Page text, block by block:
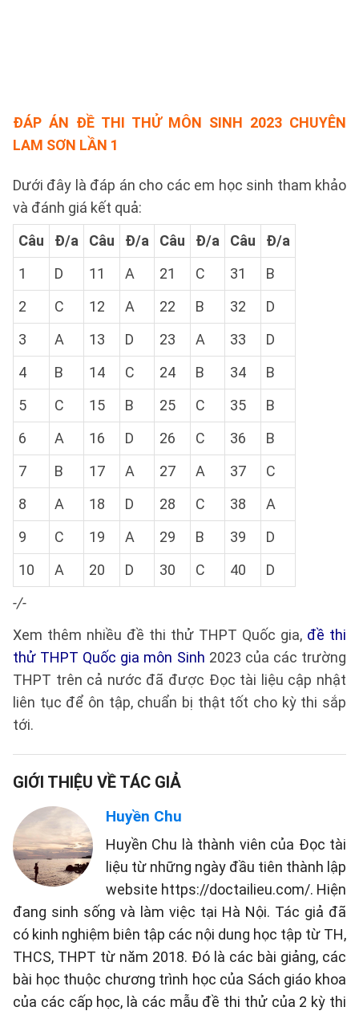
ĐÁP ÁN ĐỀ THI THỬ MÔN SINH 2023 CHUYÊN
LAM SƠN LẦN 1
Dưới đây là đáp án cho các em học sinh tham khảo
và đánh giá kết quả:
Câu
Đ/a Câu Đ/a Câu Đ/a Câu
Đ/a
1
D 11 A 21 C 31
B
2
C 12 A 22 B 32
D
3
A 13 D 23 A 33
D
4
B 14 C 24 B 34
B
5
C 15 B 25 C 35
B
6
A 16 D 26 C 36
B
7
B 17 A 27 A 37
C
8
A 18 D 28 C 38
A
9
C 19 A 29 B 39
D
10
A 20 D 30 C 40
D
-/-
Xem thêm nhiều đề thi thử THPT Quốc gia, đề thi
thử THPT Quốc gia môn Sinh 2023 của các trường
THPT trên cả nước đã được Đọc tài liệu cập nhật
liên tục để ôn tập, chuẩn bị thật tốt cho kỳ thi sắp
tới.
GIỚI THIỆU VỀ TÁC GIẢ
Huyền Chu
Huyền Chu là thành viên của Đọc tài
liệu từ những ngày đầu tiên thành lập
website https://doctailieu.com/. Hiện
đang sinh sống và làm việc tại Hà Nội. Tác giả đã
có kinh nghiệm biên tập các nội dung học tập từ TH,
THCS, THPT từ năm 2018. Đó là các bài giảng, các
bài học thuộc chương trình học của Sách giáo khoa
của các cấp học, là các mẫu đề thi thử của 2 kỳ thi